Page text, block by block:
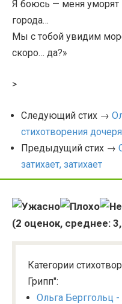
Я боюсь — меня уморят
города…
Мы с тобой увидим
скоро… да?»
>
Следующий стих →
стихотворения
Предыдущий стих →
затихает, затихает
(2 оценок, среднее:
Категории
Грипп":
Ольга Берггольц